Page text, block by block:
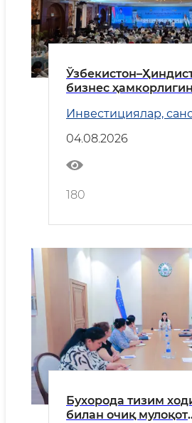
бизнес
Инвестициялар,
04.08.2026
180
Бухорода тизим
билан очиқ мулоқот